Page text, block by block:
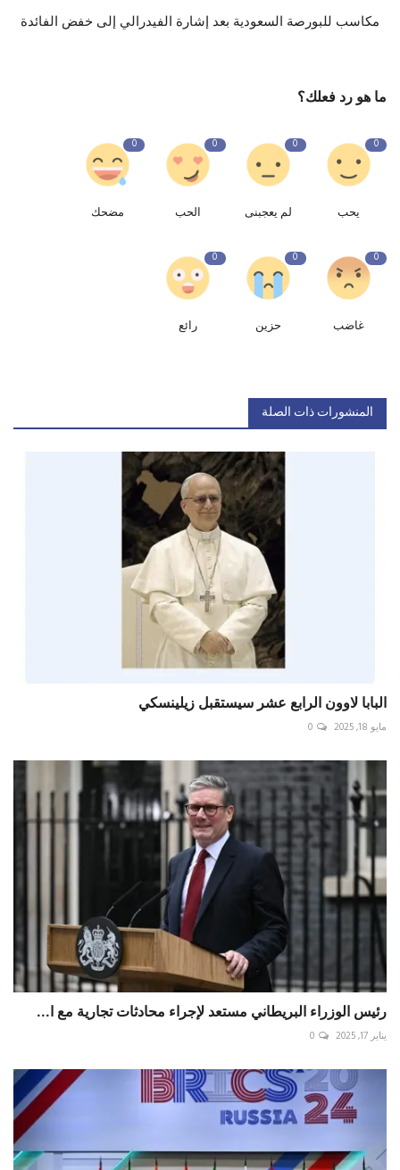
مكاسب للبورصة السعودية بعد إشارة الفيدرالي إلى خفض الفائدة
ما هو رد فعلك؟
0
يحب
0
لم يعجبنى
0
الحب
0
مضحك
0
غاضب
0
حزين
0
رائع
المنشورات ذات الصلة
البابا لاوون الرابع عشر سيستقبل زيلينسكي
مايو 18, 2025 0
رئيس الوزراء البريطاني مستعد لإجراء محادثات تجارية مع ا...
يناير 17, 2025 0